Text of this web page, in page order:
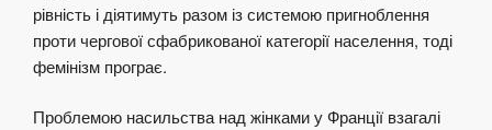
рівність і діятимуть разом із системою пригноблення
проти чергової сфабрикованої категорії населення, тоді
фемінізм програє.
Проблемою насильства над жінками у Франції взагалі